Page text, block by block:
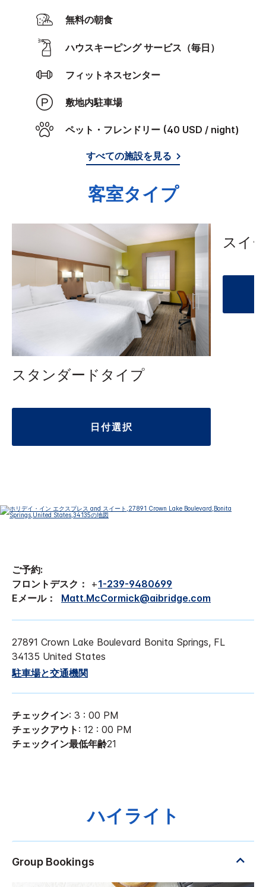
無料の朝食
ハウスキーピング サービス（毎日）
フィットネスセンター
敷地内駐車場
ペット・フレンドリー (40 USD / night)
すべての施設を見る
客室タイプ
スタンダードタイプ
日付選択
スイ
ご予約:
フロントデスク：
+1-239-9480699
Eメール：
Matt.McCormick@aibridge.com
27891 Crown Lake Boulevard Bonita Springs, FL
34135 United States
駐車場と交通機関
チェックイン: 3 : 00 PM
チェックアウト : 12 : 00 PM
チェックイン最低年齢21
ハイライト